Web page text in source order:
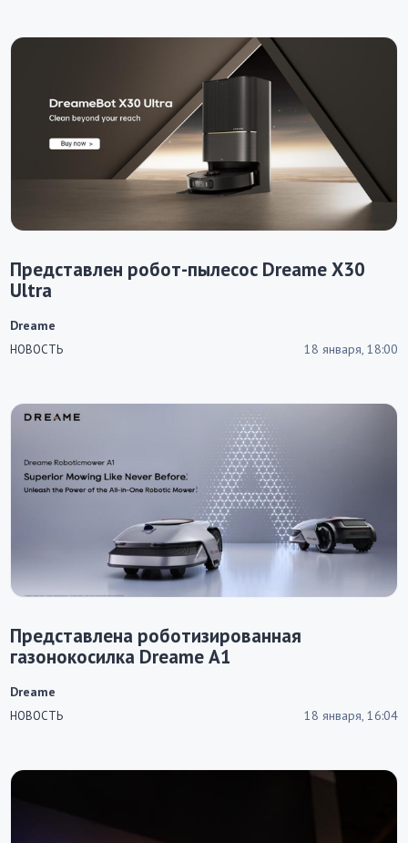
Представлен робот-пылесос Dreame X30
Ultra
НОВОСТЬ 18 января, 18:00
Dreame
Представлена роботизированная
газонокосилка Dreame A1
НОВОСТЬ 18 января, 16:04
Dreame